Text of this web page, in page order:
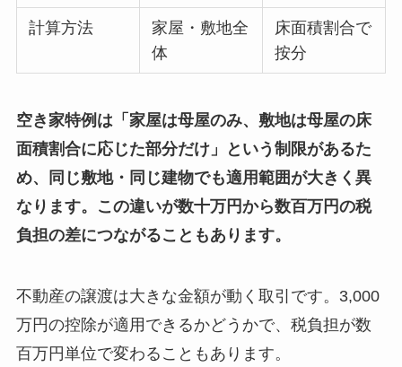
計算方法
家屋・敷地全
体
床面積割合で
按分
空き家特例は「家屋は母屋のみ、敷地は母屋の床
面積割合に応じた部分だけ」という制限があるた
め、同じ敷地・同じ建物でも適用範囲が大きく異
なります。この違いが数十万円から数百万円の税
負担の差につながることもあります。
不動産の譲渡は大きな金額が動く取引です。3,000
万円の控除が適用できるかどうかで、税負担が数
百万円単位で変わることもあります。